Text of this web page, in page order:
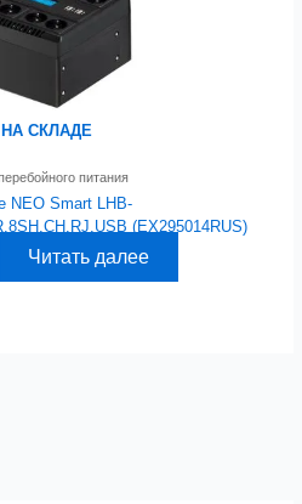
СКЛАДЕ
питания
NEO Smart LHB-
(EX295014RUS)
Читать далее